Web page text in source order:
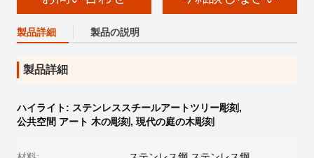
製品詳細 製品の説明
製品詳細
ハイライト: ステンレススチールアートツリー彫刻 ,
公共空間 アート 木の彫刻 , 現代の庭の木彫刻